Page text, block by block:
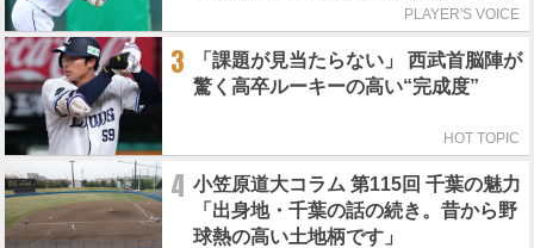
PLAYER'S VOICE
3
「課題が見当たらない」 西武首脳陣が
驚く高卒ルーキーの高い“完成度”
HOT TOPIC
4 小笠原道大コラム 第115回 千葉の魅力
「出身地・千葉の話の続き。昔から野
球熱の高い土地柄です」